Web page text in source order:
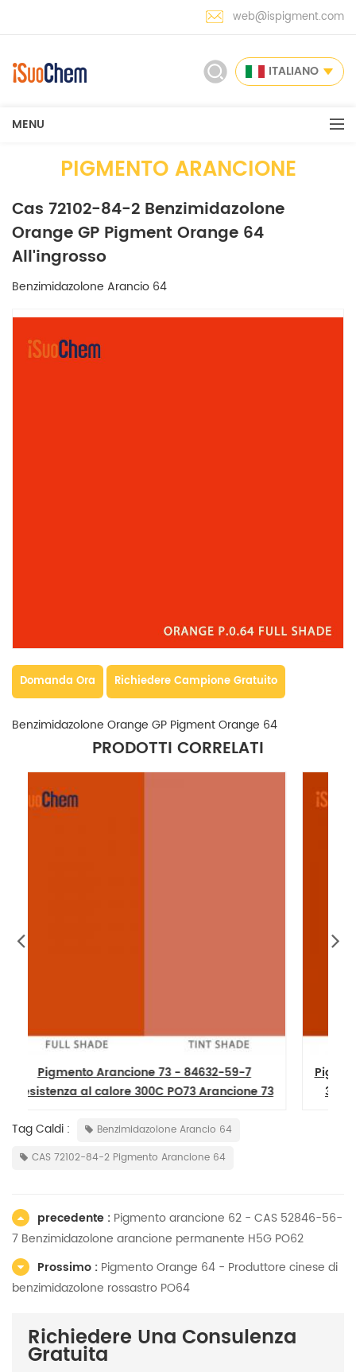
web@ispigment.com
ITALIANO
MENU
PIGMENTO ARANCIONE
Cas 72102-84-2 Benzimidazolone
Orange GP Pigment Orange 64
All'ingrosso
Benzimidazolone Arancio 64
Domanda Ora Richiedere Campione Gratuito
Benzimidazolone Orange GP Pigment Orange 64
PRODOTTI CORRELATI
Pigmento Arancione 71 - Resistenza al calore
300C PO71 DPP Arancione TR Arancione 71
Tag Caldi :
Benzimidazolone Arancio 64
CAS 72102-84-2 Pigmento Arancione 64
precedente : Pigmento arancione 62 - CAS 52846-56-
7 Benzimidazolone arancione permanente H5G PO62
Prossimo : Pigmento Orange 64 - Produttore cinese di
benzimidazolone rossastro PO64
Richiedere Una Consulenza
Gratuita